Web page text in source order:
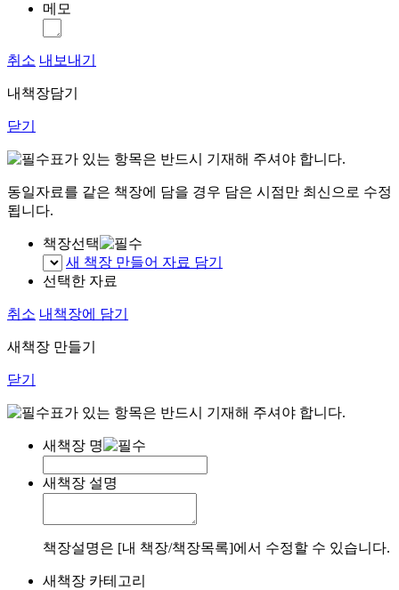
메모
취소 내보내기
내책장담기
닫기
표가 있는 항목은 반드시 기재해 주셔야 합니다.
동일자료를 같은 책장에 담을 경우 담은 시점만 최신으로 수정
됩니다.
책장선택
새 책장 만들어 자료 담기
선택한 자료
취소 내책장에 담기
새책장 만들기
닫기
표가 있는 항목은 반드시 기재해 주셔야 합니다.
새책장 명
새책장 설명
책장설명은 [내 책장/책장목록]에서 수정할 수 있습니다.
새책장 카테고리